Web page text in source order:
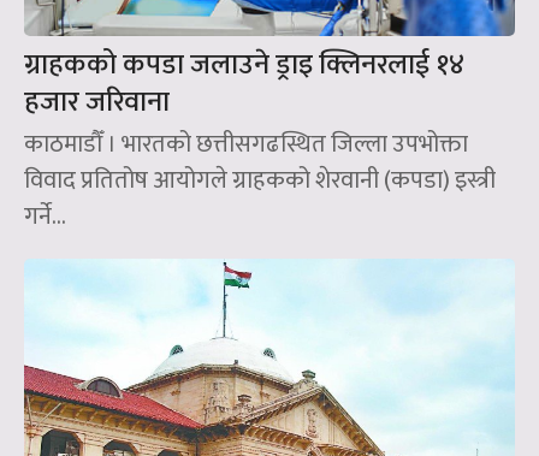
ग्राहकको कपडा जलाउने ड्राइ क्लिनरलाई १४
हजार जरिवाना
काठमाडौँ । भारतको छत्तीसगढस्थित जिल्ला उपभोक्ता
विवाद प्रतितोष आयोगले ग्राहकको शेरवानी (कपडा) इस्त्री
गर्ने...